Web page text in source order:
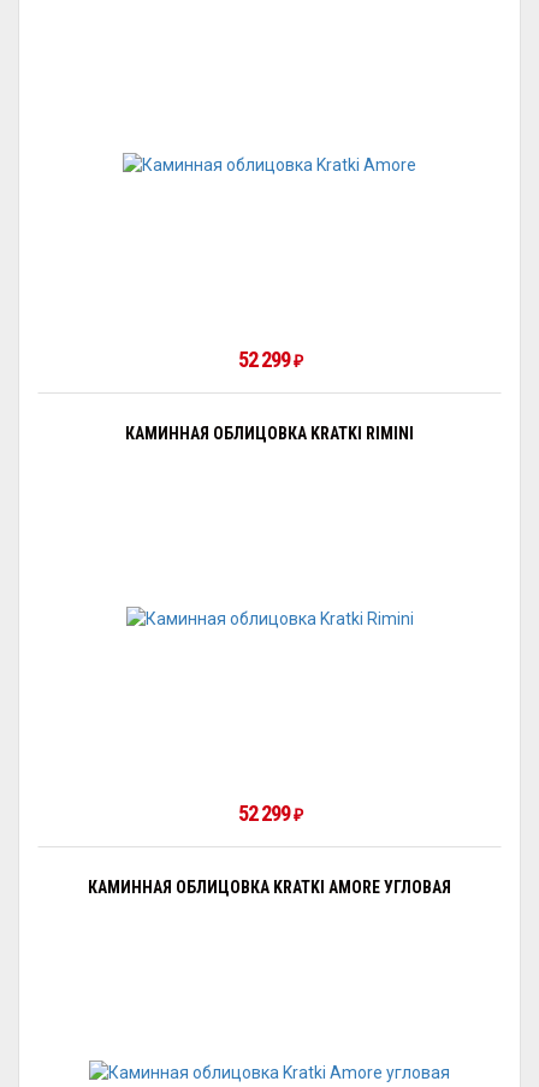
52 299₽
КАМИННАЯ ОБЛИЦОВКА KRATKI RIMINI
52 299₽
КАМИННАЯ ОБЛИЦОВКА KRATKI AMORE УГЛОВАЯ